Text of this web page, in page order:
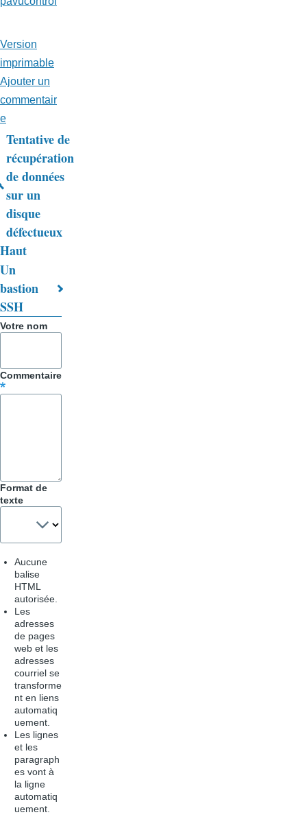
Version
imprimable
Ajouter un
commentair
e
Liens
transversaux
de
livre
pour
Trucs
&
Astuces
Tentative de
récupération
de données
sur un
disque
défectueux
Haut
Un
bastion
SSH
Votre nom
Commentaire
Format de
texte
Aucune
balise
HTML
autorisée.
Les
adresses
de pages
web et les
adresses
courriel se
transforme
nt en liens
automatiq
uement.
Les lignes
et les
paragraph
es vont à
la ligne
automatiq
uement.